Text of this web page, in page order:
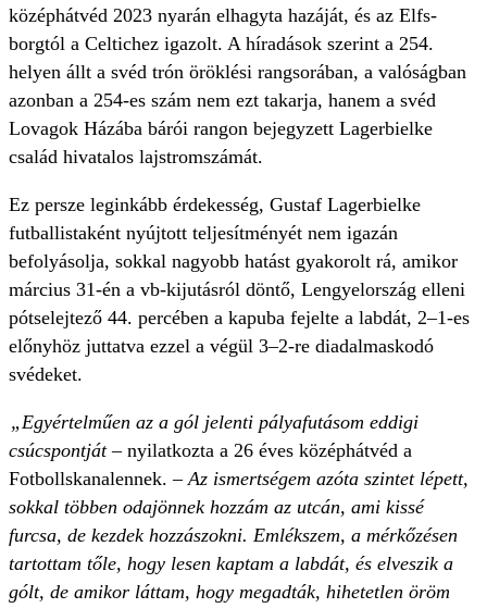
középhátvéd 2023 nyarán elhagyta hazáját, és az Elfs­
borgtól a Celtichez igazolt. A híradások szerint a 254.
helyen állt a svéd trón öröklési rangsorában, a valóságban
azonban a 254-es szám nem ezt takarja, hanem a svéd
Lovagok Házába bárói rangon bejegyzett Lagerbielke
család hivatalos lajstromszámát.
Ez persze leginkább érdekesség, Gustaf Lagerbielke
futballistaként nyújtott teljesítményét nem igazán
befolyásolja, sokkal nagyobb hatást gyakorolt rá, amikor
március 31-én a vb-kijutásról döntő, Lengyelország elleni
pótselejtező 44. percében a kapuba fejelte a labdát, 2–1-es
előnyhöz juttatva ezzel a végül 3–2-re diadalmaskodó
svédeket.
„Egyértelműen az a gól jelenti pályafutásom eddigi
csúcspontját– nyilatkozta a 26 éves középhátvéd a
Fotbollskanalennek. –Az ismertségem azóta szintet lépett,
sokkal többen odajönnek hozzám az utcán, ami kissé
furcsa, de kezdek hozzászokni. Emlékszem, a mérkőzésen
tartottam tőle, hogy lesen kaptam a labdát, és elveszik a
gólt, de amikor láttam, hogy megadták, hihetetlen öröm